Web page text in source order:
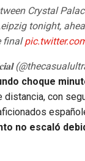
Crystal
tonight,
final
choque
distancia, con
no escaló